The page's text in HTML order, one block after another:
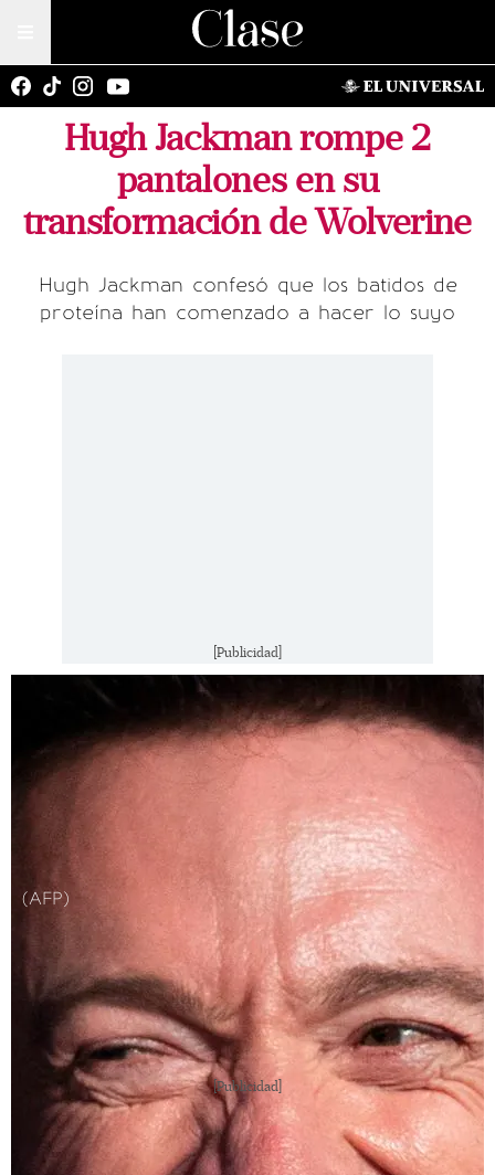
Hugh Jackman rompe 2
pantalones en su
transformación de Wolverine
Hugh Jackman confesó que los batidos de
proteína han comenzado a hacer lo suyo
[Publicidad]
(AFP)
[Publicidad]